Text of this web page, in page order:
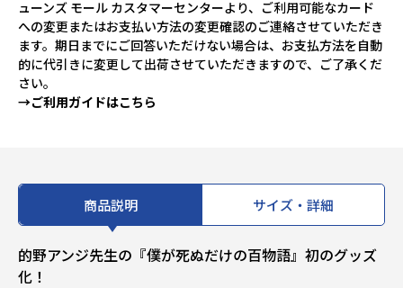
ューンズ モール カスタマーセンターより、ご利用可能なカード
への変更またはお支払い方法の変更確認のご連絡させていただき
ます。期日までにご回答いただけない場合は、お支払方法を自動
的に代引きに変更して出荷させていただきますので、ご了承くだ
さい。
→ご利用ガイドはこちら
商品説明 サイズ・詳細
的野アンジ先生の『僕が死ぬだけの百物語』初のグッズ
化！